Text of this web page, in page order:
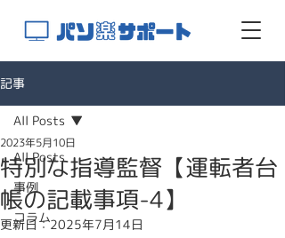
記事
All Posts
事例
コラム
All Posts
特別な指導監督【運転者台
帳の記載事項-4】
2023年5月10日
更新日：2025年7月14日